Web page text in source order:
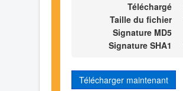
Téléchargé
Taille du fichier
Signature MD5
Signature SHA1
Télécharger maintenant